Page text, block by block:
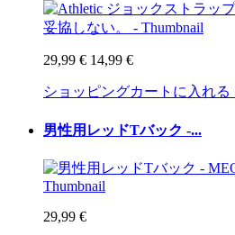
29,99 € 14,99 €
ショッピングカートに入れる
男性用レッドTバック -...
29,99 €